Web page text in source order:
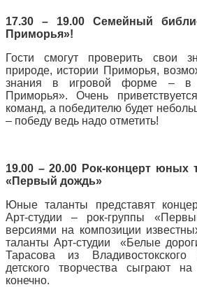
17.30 – 19.00
Семейный
Приморья»!
Гости смогут проверить свои
природе, истории Приморья,
знания в игровой форме – в
Приморья». Очень
команд, а победителю будет
– победу ведь надо отметить!
19.00 – 20.00 Рок-концерт юных
«Первый дождь»
Юные таланты представят
Арт-студии – рок-группы
версиями на композиции
таланты Арт-студии «Белые
Тарасова из Владивостокского
детского творчества сыграют
конечно.